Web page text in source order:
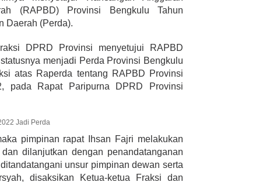
(RAPBD) Provinsi Bengkulu Tahun
Daerah (Perda).
DPRD Provinsi menyetujui RAPBD
menjadi Perda Provinsi Bengkulu
atas Raperda tentang RAPBD Provinsi
pada Rapat Paripurna DPRD Provinsi
pimpinan rapat Ihsan Fajri melakukan
dilanjutkan dengan penandatanganan
unsur pimpinan dewan serta
disaksikan Ketua-ketua Fraksi dan
Di NASIONAL, POLITIK |